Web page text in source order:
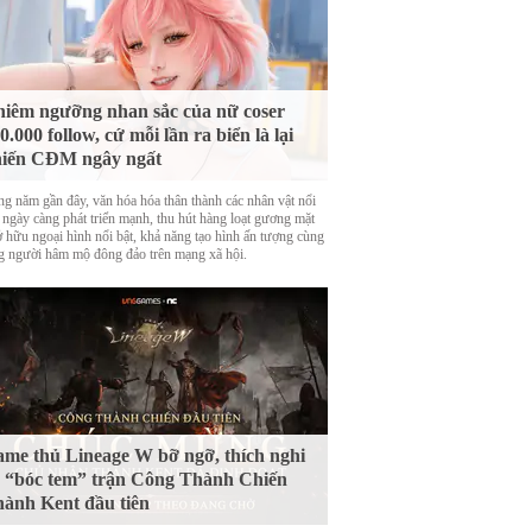
ngưỡng nhan sắc của nữ coser
follow, cứ mỗi lần ra biển là lại
CĐM ngây ngất
năm gần đây, văn hóa hóa thân thành các nhân vật nổi
càng phát triển mạnh, thu hút hàng loạt gương mặt
hữu ngoại hình nổi bật, khả năng tạo hình ấn tượng cùng
người hâm mộ đông đảo trên mạng xã hội.
thủ Lineage W bỡ ngỡ, thích nghi
“bóc tem” trận Công Thành Chiến
Kent đầu tiên